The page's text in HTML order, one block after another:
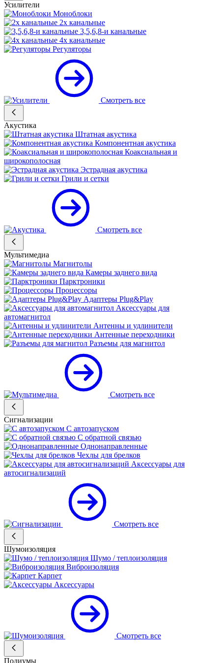
Усилители
Моноблоки
2х канальные
3,5,6,8-и канальные
4х канальные
Регуляторы
Смотреть все
Акустика
Штатная акустика
Компонентная акустика
Коаксиальная и
широкополосная
Эстрадная акустика
Грили и сетки
Смотреть все
Мультимедиа
Магнитолы
Камеры заднего вида
Парктроники
Процессоры
Адаптеры Plug&Play
Аксессуары для
автомагнитол
Антенны и удлинители
Антенные переходники
Разъемы для магнитол
Смотреть все
Сигнализации
С автозапуском
С обратной связью
Однонаправленные
Чехлы для брелков
Аксессуары для
автосигнализаций
Смотреть все
Шумоизоляция
Шумо / теплоизоляция
Виброизоляция
Карпет
Аксессуары
Смотреть все
Подиумы